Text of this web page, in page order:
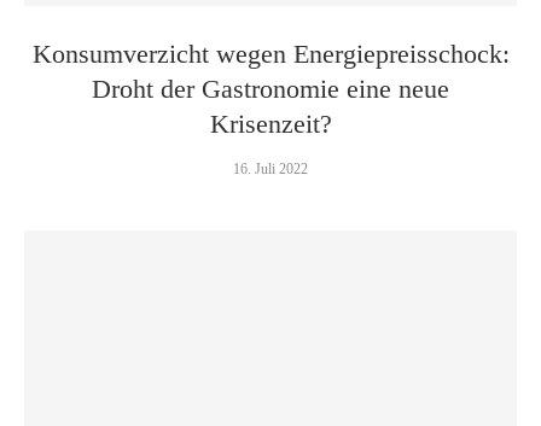
Konsumverzicht wegen Energiepreisschock:
Droht der Gastronomie eine neue
Krisenzeit?
16. Juli 2022